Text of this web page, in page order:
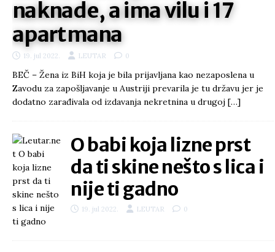
naknade, a ima vilu i 17
apartmana
19. jul 2022. LEUTAR 0
BEČ – Žena iz BiH koja je bila prijavljana kao nezaposlena u
Zavodu za zapošljavanje u Austriji prevarila je tu državu jer je
dodatno zarađivala od izdavanja nekretnina u drugoj […]
O babi koja lizne prst
da ti skine nešto s lica i
nije ti gadno
19. jul 2022. LEUTAR 0